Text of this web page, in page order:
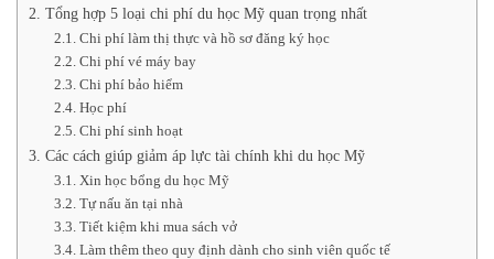
2. Tổng hợp 5 loại chi phí du học Mỹ quan trọng nhất
2.1. Chi phí làm thị thực và hồ sơ đăng ký học
2.2. Chi phí vé máy bay
2.3. Chi phí bảo hiểm
2.4. Học phí
2.5. Chi phí sinh hoạt
3. Các cách giúp giảm áp lực tài chính khi du học Mỹ
3.1. Xin học bổng du học Mỹ
3.2. Tự nấu ăn tại nhà
3.3. Tiết kiệm khi mua sách vở
3.4. Làm thêm theo quy định dành cho sinh viên quốc tế